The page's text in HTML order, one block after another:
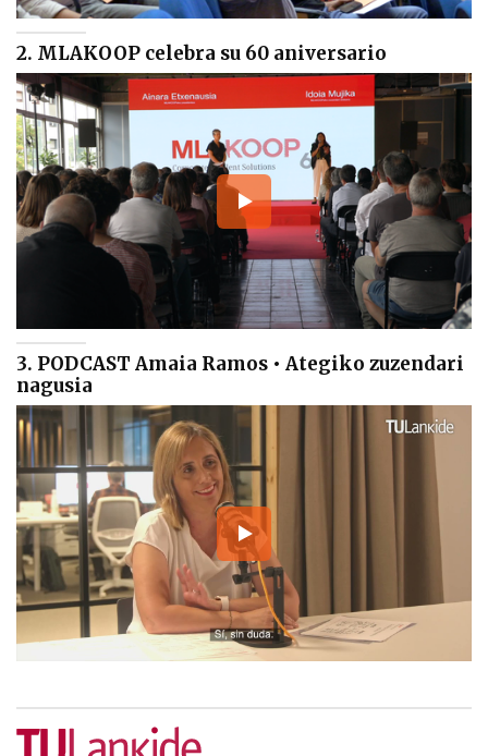
2. MLAKOOP celebra su 60 aniversario
3. PODCAST Amaia Ramos • Ategiko zuzendari
nagusia